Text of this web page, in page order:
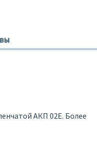
АКП 02E. Более